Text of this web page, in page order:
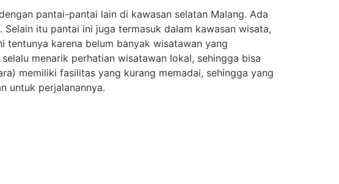
pantai-pantai lain di kawasan selatan Malang. Ada
itu pantai ini juga termasuk dalam kawasan wisata,
tentunya karena belum banyak wisatawan yang
menarik perhatian wisatawan lokal, sehingga bisa
memiliki fasilitas yang kurang memadai, sehingga yang
untuk perjalanannya.